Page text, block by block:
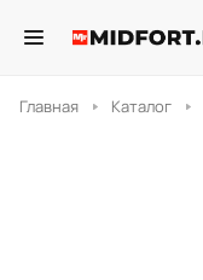
Главная Каталог